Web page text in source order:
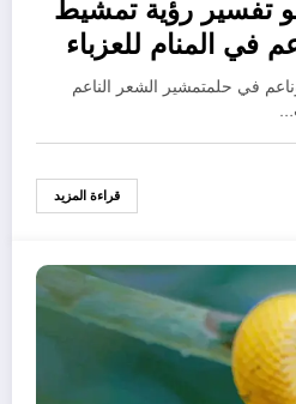
تفسير رؤية تمشيط
في المنام للعزباء
في حلمتمشير الشعر الناعم
قراءة المزيد